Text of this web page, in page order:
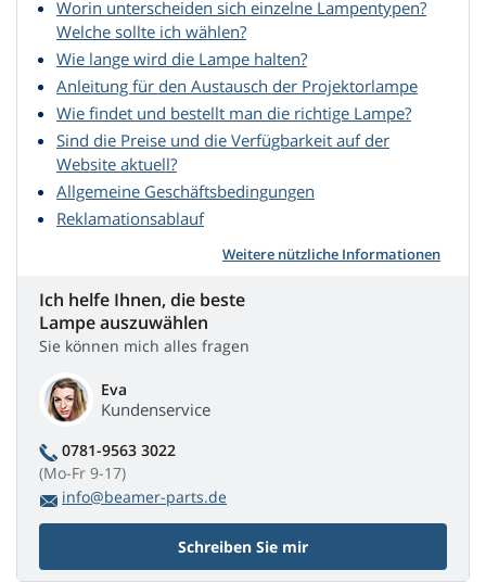
Worin unterscheiden sich einzelne Lampentypen?
Welche sollte ich wählen?
Wie lange wird die Lampe halten?
Anleitung für den Austausch der Projektorlampe
Wie findet und bestellt man die richtige Lampe?
Sind die Preise und die Verfügbarkeit auf der
Website aktuell?
Allgemeine Geschäftsbedingungen
Reklamationsablauf
Weitere nützliche Informationen
Ich helfe Ihnen, die beste
Lampe auszuwählen
Sie können mich alles fragen
Eva
Kundenservice
0781-9563 3022
(Mo-Fr 9-17)
info@beamer-parts.de
Schreiben Sie mir